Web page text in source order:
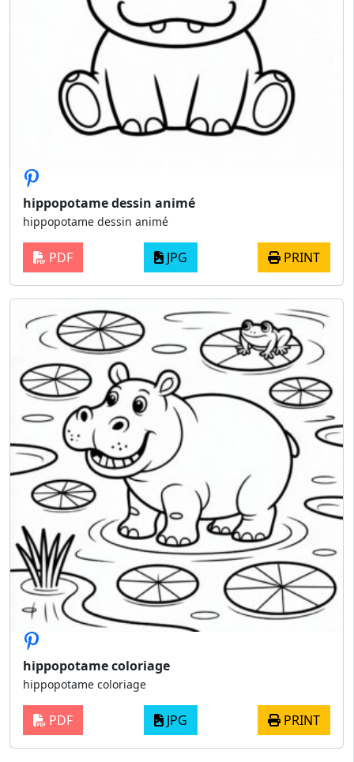
hippopotame dessin animé
hippopotame dessin animé
PDF JPG PRINT
hippopotame coloriage
hippopotame coloriage
PDF JPG PRINT